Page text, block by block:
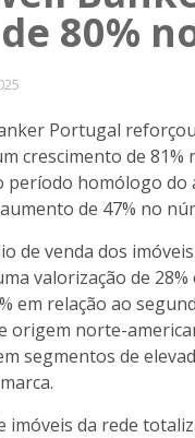
80%
Portugal
crescimento de
período homólogo
de 47% no
de venda dos
valorização de
em relação ao
origem norte-
segmentos de
imóveis da rede